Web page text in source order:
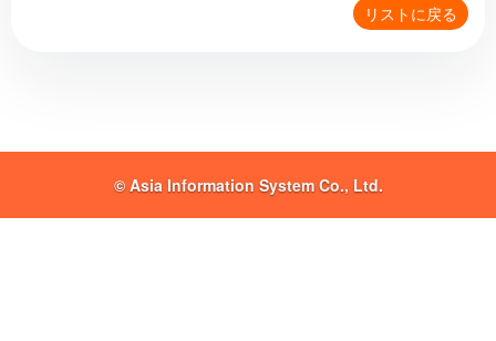
リストに戻る
© Asia Information System Co., Ltd.